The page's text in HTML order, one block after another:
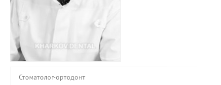
Стоматолог-ортодонт